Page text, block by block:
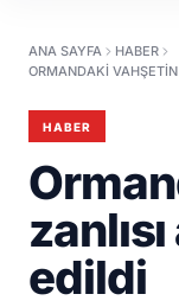
ANA SAYFA
HABER
ORMANDAKI
HABER
edildi